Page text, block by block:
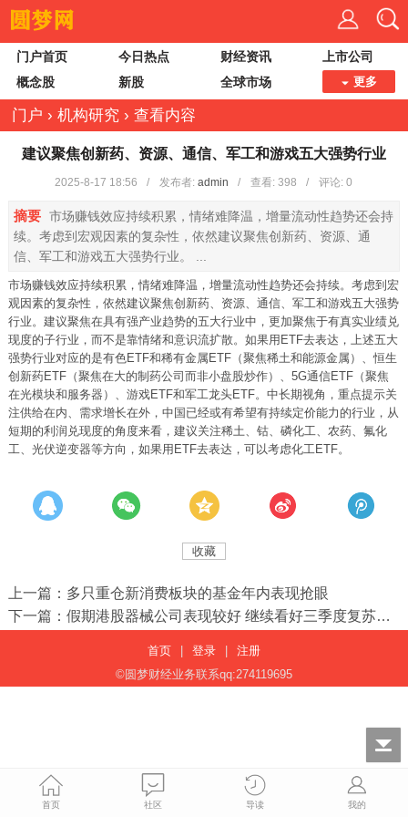
门户首页 今日热点 财经资讯
上市公司
概念股
新股 全球市场 更多
门户 › 机构研究 › 查看内容
建议聚焦创新药、资源、通信、军工和游戏五大强势行业
2025-8-17 18:56 / 发布者:admin / 查看:398 / 评论: 0
摘要 市场赚钱效应持续积累，情绪难降温，增量流动性趋势还会持
续。考虑到宏观因素的复杂性，依然建议聚焦创新药、资源、通
信、军工和游戏五大强势行业。 ...
市场赚钱效应持续积累，情绪难降温，增量流动性趋势还会持续。考虑到宏
观因素的复杂性，依然建议聚焦创新药、资源、通信、军工和游戏五大强势
行业。建议聚焦在具有强产业趋势的五大行业中，更加聚焦于有真实业绩兑
现度的子行业，而不是靠情绪和意识流扩散。如果用ETF去表达，上述五大
强势行业对应的是有色ETF和稀有金属ETF（聚焦稀土和能源金属）、恒生
创新药ETF（聚焦在大的制药公司而非小盘股炒作）、5G通信ETF（聚焦
在光模块和服务器）、游戏ETF和军工龙头ETF。中长期视角，重点提示关
注供给在内、需求增长在外，中国已经或有希望有持续定价能力的行业，从
短期的利润兑现度的角度来看，建议关注稀土、钴、磷化工、农药、氟化
工、光伏逆变器等方向，如果用ETF去表达，可以考虑化工ETF。
收藏
上一篇：多只重仓新消费板块的基金年内表现抢眼
下一篇：假期港股器械公司表现较好 继续看好三季度复苏趋势
首页 登录
注册
©圆梦财经业务联系qq:274119695
首页 社区 导读 我的